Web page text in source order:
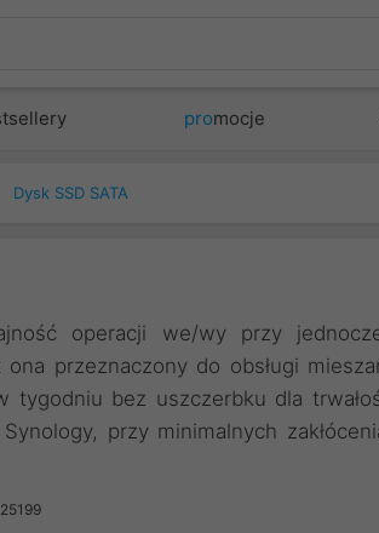
promocje
Dysk SSD SATA
operacji we/wy przy
przeznaczony do obsługi
tygodniu bez uszczerbku dla
przy minimalnych